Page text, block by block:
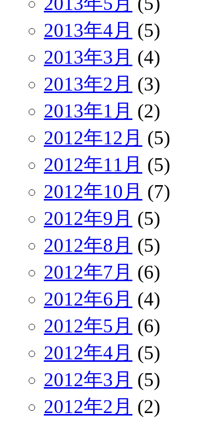
2013年4月 (5)
2013年3月 (4)
2013年2月 (3)
2013年1月 (2)
2012年12月 (5)
2012年11月 (5)
2012年10月 (7)
2012年9月 (5)
2012年8月 (5)
2012年7月 (6)
2012年6月 (4)
2012年5月 (6)
2012年4月 (5)
2012年3月 (5)
2012年2月 (2)